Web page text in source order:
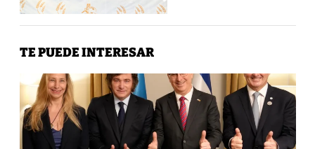
TE PUEDE INTERESAR